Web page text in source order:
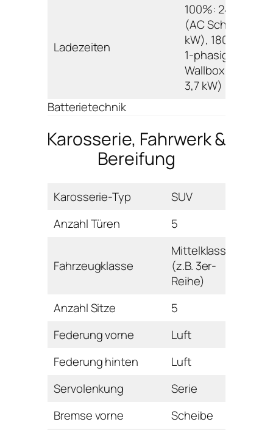
Ladezeiten
100%: 240 min.
(AC Schuko 2,3
kW), 180 min. (AC
1-phasig
Wallbox/
3,7 kW)
Batterietechnik
Karosserie, Fahrwerk &
Bereifung
Karosserie-Typ
SUV
Anzahl Türen
5
Fahrzeugklasse
Mittelklasse
(z.B. 3er-
Reihe)
Anzahl Sitze
5
Federung vorne
Luft
Federung hinten
Luft
Servolenkung
Serie
Bremse vorne
Scheibe